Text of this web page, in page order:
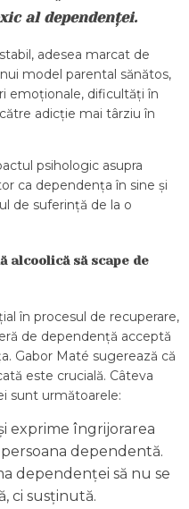
al dependenței.
adesea marcat de
model parental sănătos,
emoționale, dificultăți în
adicție mai târziu în
psihologic asupra
ca dependența în sine și
de suferință de la o
alcoolică să scape de
în procesul de recuperare,
de dependență acceptă
Gabor Maté sugerează că
este crucială. Câteva
sunt următoarele:
exprime îngrijorarea
dependentă.
dependenței să nu se
ci susținută.